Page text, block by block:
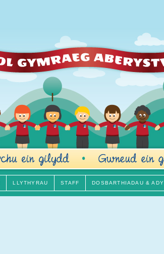
LLYTHYRAU STAFF DOSBARTHIADAU & ADY